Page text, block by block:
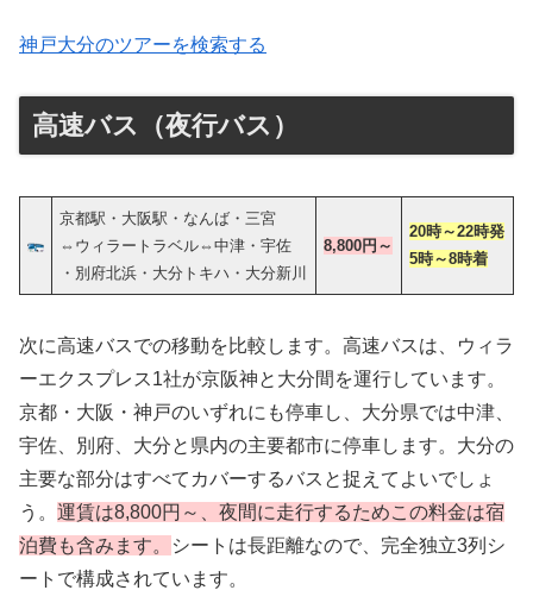
神戸大分のツアーを検索する
高速バス（夜行バス）
京都駅・大阪駅・なんば・三宮
⇔ウィラートラベル⇔中津・宇佐
・別府北浜・大分トキハ・大分新川
8,800円～
20時～22時発
5時～8時着
次に高速バスでの移動を比較します。高速バスは、ウィラ
ーエクスプレス1社が京阪神と大分間を運行しています。
京都・大阪・神戸のいずれにも停車し、大分県では中津、
宇佐、別府、大分と県内の主要都市に停車します。大分の
主要な部分はすべてカバーするバスと捉えてよいでしょ
う。 運賃は8,800円～、夜間に走行するためこの料金は宿
泊費も含みます。
シートは長距離なので、完全独立3列シ
ートで構成されています。